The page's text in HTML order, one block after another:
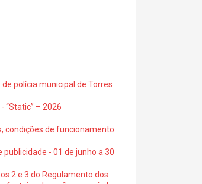
polícia municipal de Torres
“Static” – 2026
condições de funcionamento
publicidade - 01 de junho a 30
2 e 3 do Regulamento dos